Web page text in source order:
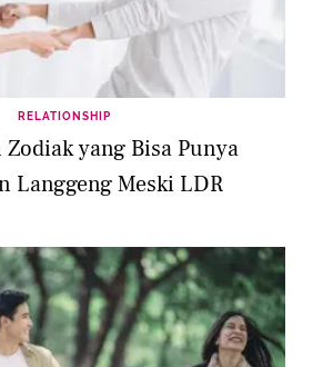
RELATIONSHIP
Zodiak yang Bisa Punya
Langgeng Meski LDR